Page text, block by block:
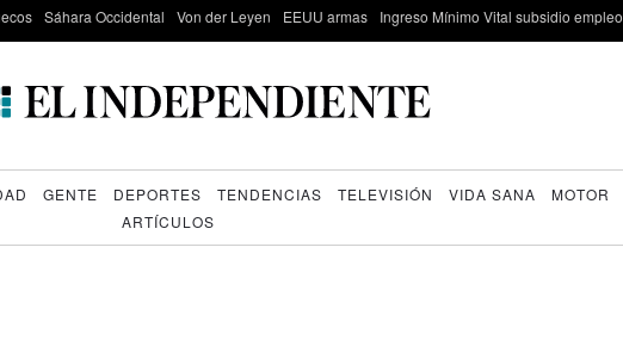
Sáhara Occidental Von der Leyen EEUU armas Ingreso Mínimo Vital subsidio empleo
GENTE DEPORTES TENDENCIAS TELEVISIÓN VIDA SANA MOTOR
ARTÍCULOS